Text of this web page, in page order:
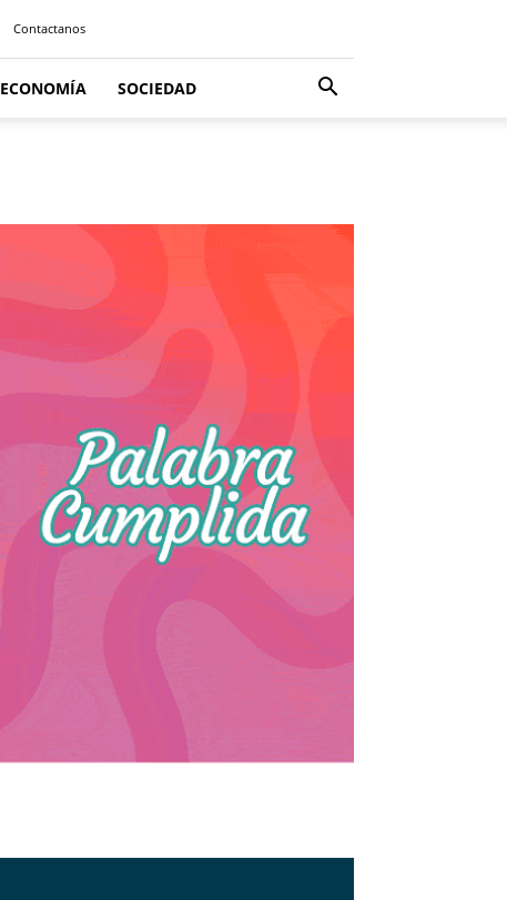
Contactanos
ECONOMÍA SOCIEDAD